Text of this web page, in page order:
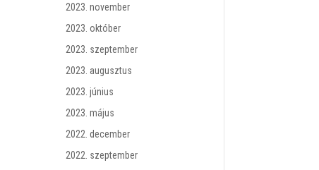
2023. november
2023. október
2023. szeptember
2023. augusztus
2023. június
2023. május
2022. december
2022. szeptember